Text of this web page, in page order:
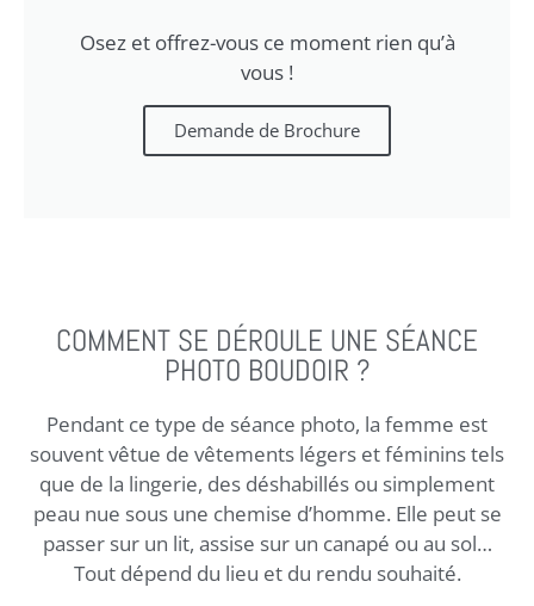
Osez et offrez-vous ce moment rien qu’à
vous !
Demande de Brochure
COMMENT SE DÉROULE UNE SÉANCE
PHOTO BOUDOIR ?
Pendant ce type de séance photo, la femme est
souvent vêtue de vêtements légers et féminins tels
que de la lingerie, des déshabillés ou simplement
peau nue sous une chemise d’homme. Elle peut se
passer sur un lit, assise sur un canapé ou au sol…
Tout dépend du lieu et du rendu souhaité.